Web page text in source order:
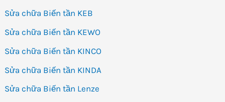
Sửa chữa Biến tần KEB
Sửa chữa Biến tần KEWO
Sửa chữa Biến tần KINCO
Sửa chữa Biến tần KINDA
Sửa chữa Biến tần Lenze